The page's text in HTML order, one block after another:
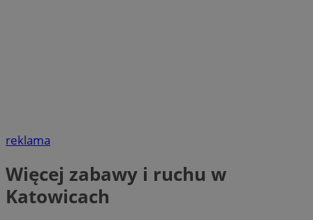
reklama
Więcej zabawy i ruchu w
Katowicach